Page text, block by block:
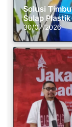
Solusi
Sulap
30/07/2026